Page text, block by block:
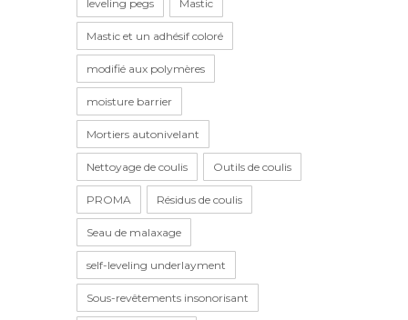
leveling pegs Mastic
Mastic et un adhésif coloré
modifié aux polymères
moisture barrier
Mortiers autonivelant
Nettoyage de coulis Outils de coulis
PROMA Résidus de coulis
Seau de malaxage
self-leveling underlayment
Sous-revêtements insonorisant